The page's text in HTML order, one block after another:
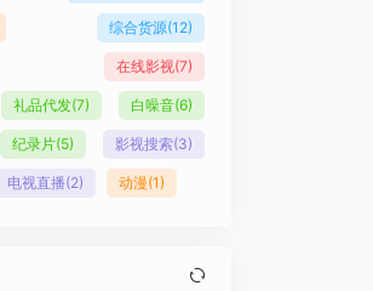
综合货源(12)
在线影视(7)
礼品代发(7) 白噪音(6)
纪录片(5) 影视搜索(3)
电视直播(2) 动漫(1)